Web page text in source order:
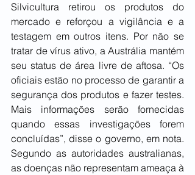
Silvicultura retirou os produtos do
mercado e reforçou a vigilância e a
testagem em outros itens. Por não se
tratar de vírus ativo, a Austrália mantém
seu status de área livre de aftosa. “Os
oficiais estão no processo de garantir a
segurança dos produtos e fazer testes.
Mais informações serão fornecidas
quando essas investigações forem
concluídas”, disse o governo, em nota.
Segundo as autoridades australianas,
as doenças não representam ameaça à